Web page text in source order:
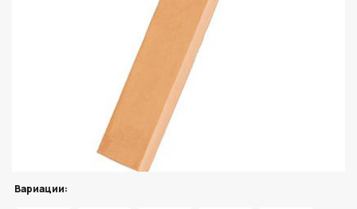
Вариации: